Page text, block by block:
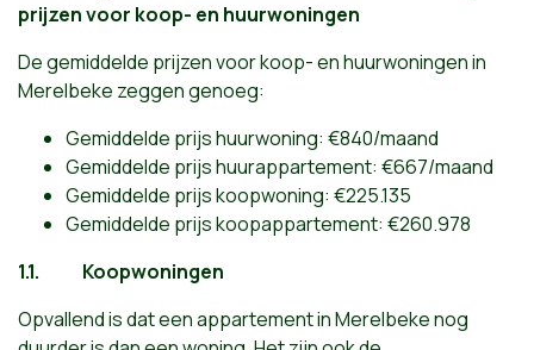
prijzen voor koop- en huurwoningen
De gemiddelde prijzen voor koop- en huurwoningenin
Merelbeke zeggen genoeg:
Gemiddelde prijs huurwoning: €840/maand
Gemiddelde prijs huurappartement: €667/maand
Gemiddelde prijs koopwoning: €225.135
Gemiddelde prijs koopappartement: €260.978
1.1. Koopwoningen
Opvallend is dat een appartement in Merelbeke nog